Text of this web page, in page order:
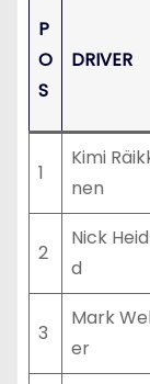
P
O
S
DRIVER
1
Kimi
nen
2
Nick
d
3
Mark
er